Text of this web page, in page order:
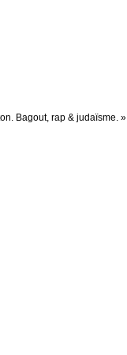
Bagout, rap & judaïsme. »